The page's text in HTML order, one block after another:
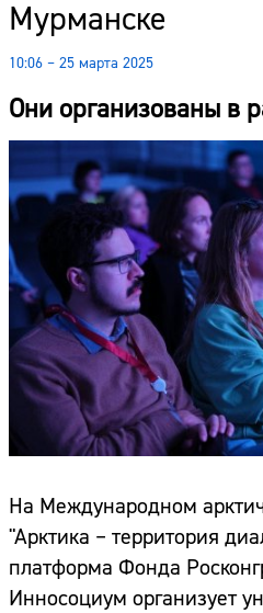
Мурманске
10:06 – 25 марта 2025
Они организованы в
На Международном
"Арктика – территория
платформа Фонда
Инносоциум организует
Погода
Курсы валют